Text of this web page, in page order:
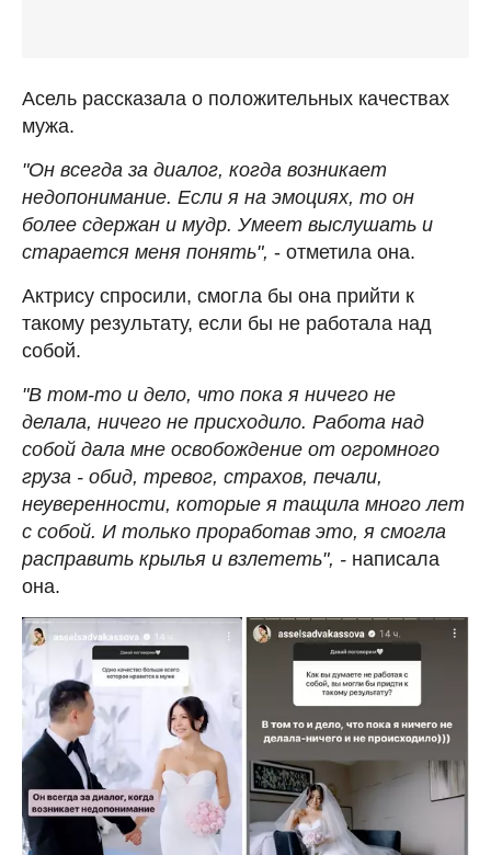
Асель рассказала о положительных качествах
мужа.
"Он всегда за диалог, когда возникает
недопонимание. Если я на эмоциях, то он
более сдержан и мудр. Умеет выслушать и
старается меня понять", - отметила она.
Актрису спросили, смогла бы она прийти к
такому результату, если бы не работала над
собой.
"В том-то и дело, что пока я ничего не
делала, ничего не присходило. Работа над
собой дала мне освобождение от огромного
груза - обид, тревог, страхов, печали,
неуверенности, которые я тащила много лет
с собой. И только проработав это, я смогла
расправить крылья и взлететь", - написала
она.